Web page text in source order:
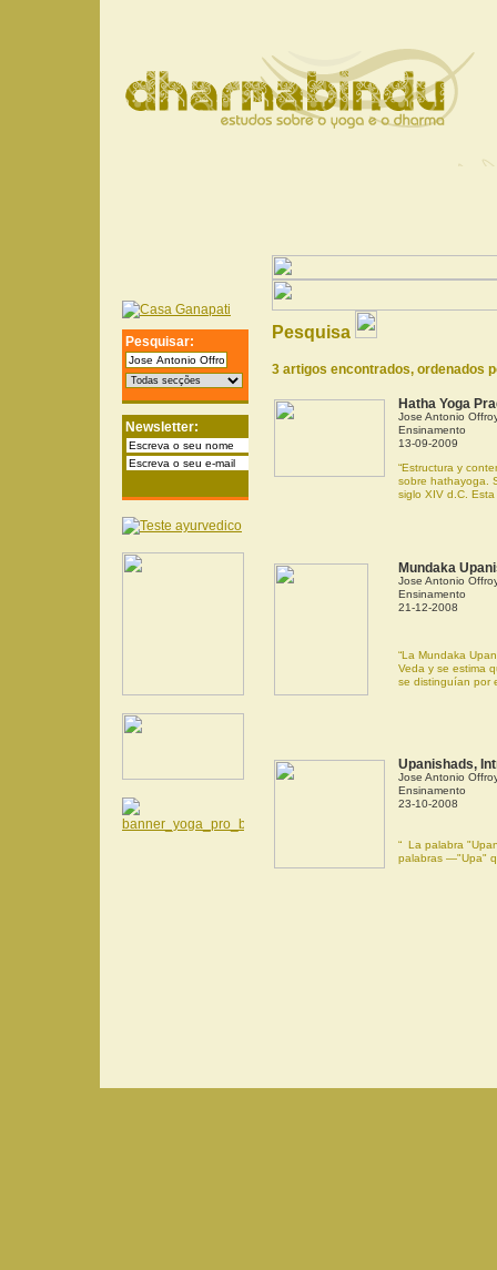
Pesquisar:
Newsletter:
Pesquisa
3 artigos encontrados, ordenados
Hatha Yoga
Jose Antonio
Ensinamento
13-09-2009
“Estructura y
sobre hathayoga.
siglo XIV d.C.
Mundaka
Jose Antonio
Ensinamento
21-12-2008
“La Mundaka
Veda y se estima
se distinguían por
Upanishads,
Jose Antonio
Ensinamento
23-10-2008
“ La palabra
palabras —"Upa"